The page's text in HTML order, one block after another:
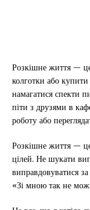
Розкішне життя —
колготки або
намагатися спекти
піти з друзями в
роботу або
Розкішне життя —
цілей. Не шукати
виправдовуватися
«Зі мною так не